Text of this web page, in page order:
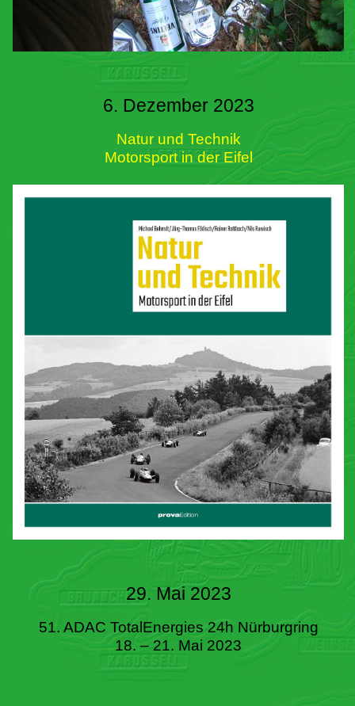
6. Dezember 2023
Natur und Technik
Motorsport in der Eifel
29. Mai 2023
51. ADAC TotalEnergies 24h Nürburgring
18. – 21. Mai 2023